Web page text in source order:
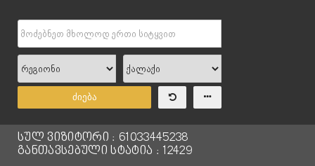
ძიება
სულ ვიზიტორი : 61033445238
განთავსებული სტატია : 12429